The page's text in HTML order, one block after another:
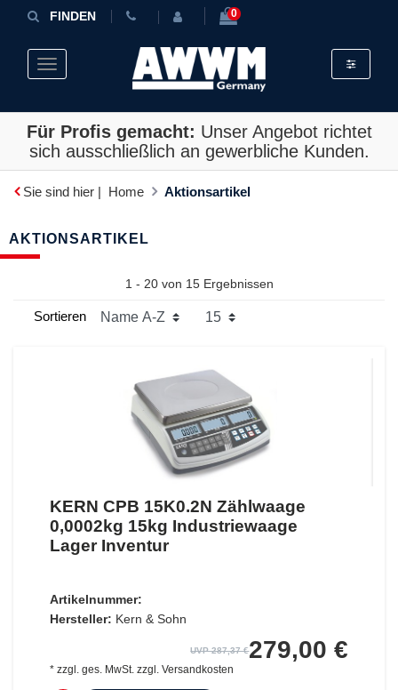
FINDEN 0
Toggle navigation Toggle
Für Profis gemacht: Unser Angebot richtet
sich ausschließlich an gewerbliche Kunden.
Sie sind hier | Home Aktionsartikel
AKTIONSARTIKEL
1 - 20 von 15Ergebnissen
Sortieren
KERN CPB 15K0.2N Zählwaage
0,0002kg 15kg Industriewaage
Lager Inventur
Artikelnummer:
Hersteller: Kern & Sohn
UVP 287,37 €279,00 €
* zzgl. ges. MwSt.zzgl. Versandkosten